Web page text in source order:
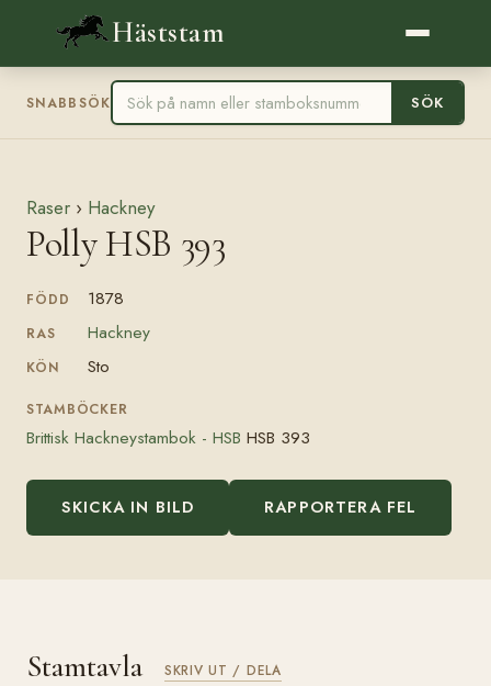
Häststam
SNABBSÖK SÖK
Raser › Hackney
Polly HSB 393
FÖDD 1878
RAS Hackney
KÖN Sto
STAMBÖCKER
Brittisk Hackneystambok - HSB HSB 393
SKICKA IN BILD RAPPORTERA FEL
Stamtavla SKRIV UT / DELA